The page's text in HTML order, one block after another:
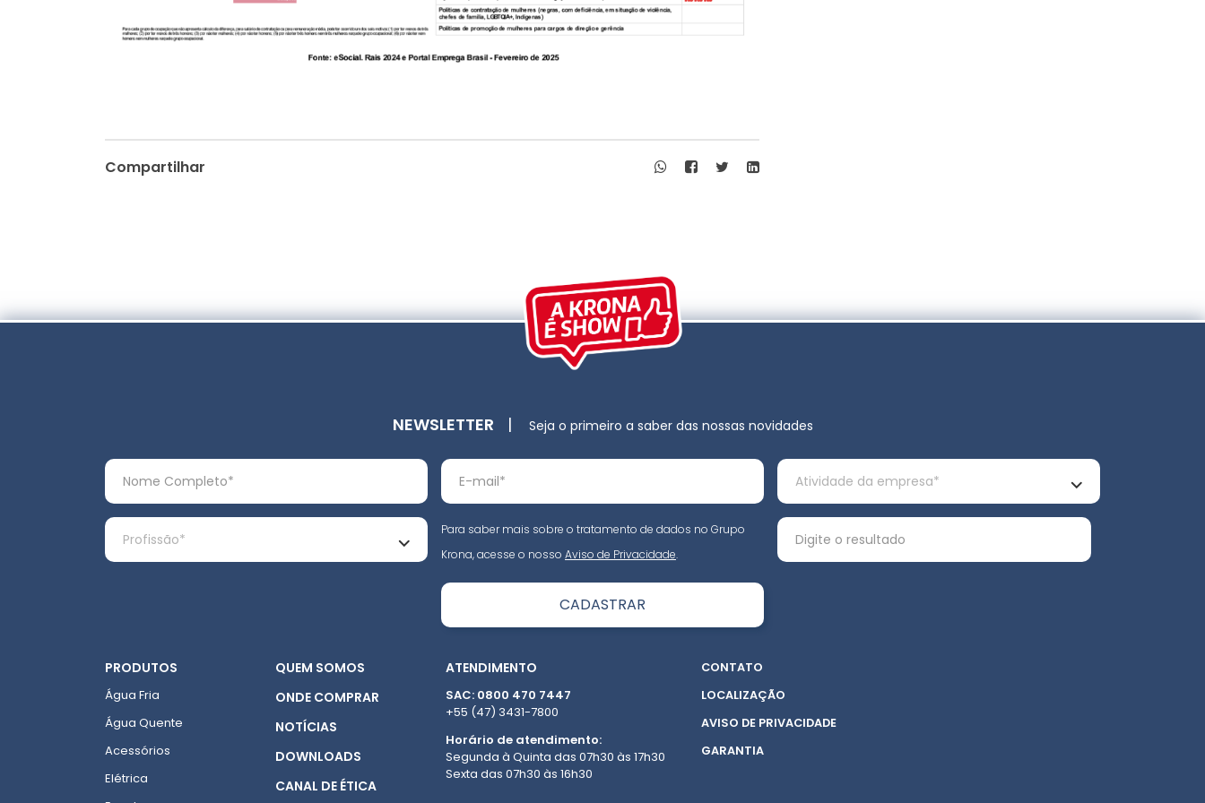
Compartilhar
NEWSLETTER | Seja o primeiro a saber das nossas novidades
Para saber mais sobre o tratamento de dados no Grupo
Krona, acesse o nosso Aviso de Privacidade.
PRODUTOS
Água Fria
Água Quente
Acessórios
Elétrica
QUEM SOMOS
ONDE COMPRAR
NOTÍCIAS
DOWNLOADS
CANAL DE ÉTICA
ATENDIMENTO
SAC: 0800 470 7447
+55 (47) 3431-7800
Horário de atendimento:
Segunda à Quinta das 07h30 às 17h30
Sexta das 07h30 às 16h30
CONTATO
LOCALIZAÇÃO
AVISO DE PRIVACIDADE
GARANTIA